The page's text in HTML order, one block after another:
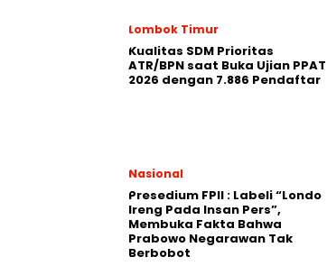
Lombok Timur
Kualitas SDM Prioritas
ATR/BPN saat Buka Ujian PPAT
2026 dengan 7.886 Pendaftar
Nasional
Presedium FPII : Labeli “Londo
Ireng Pada Insan Pers”,
Membuka Fakta Bahwa
Prabowo Negarawan Tak
Berbobot